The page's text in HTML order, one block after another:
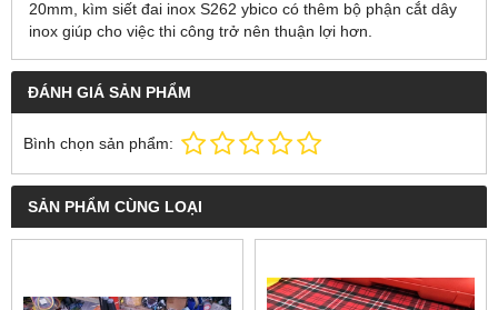
20mm, kìm siết đai inox S262 ybico có thêm bộ phận cắt dây
inox giúp cho việc thi công trở nên thuận lợi hơn.
ĐÁNH GIÁ SẢN PHẨM
Bình chọn sản phẩm:
SẢN PHẨM CÙNG LOẠI